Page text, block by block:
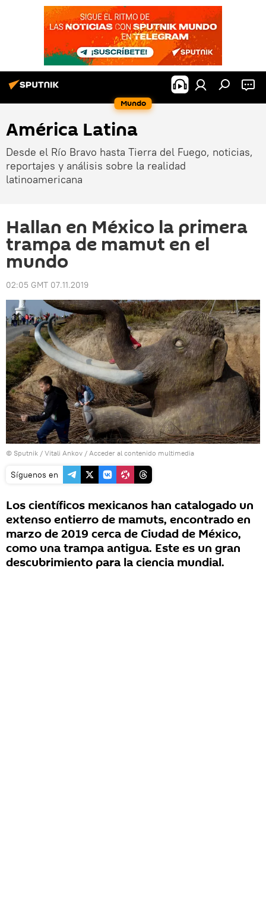
Mundo
América Latina
Desde el Río Bravo hasta Tierra del Fuego, noticias,
reportajes y análisis sobre la realidad
latinoamericana
Hallan en México la primera
trampa de mamut en el
mundo
02:05 GMT 07.11.2019
© Sputnik / Vitali Ankov / Acceder al contenido multimedia
Síguenos en
Los científicos mexicanos han catalogado un
extenso entierro de mamuts, encontrado en
marzo de 2019 cerca de Ciudad de México,
como una trampa antigua. Este es un gran
descubrimiento para la ciencia mundial.